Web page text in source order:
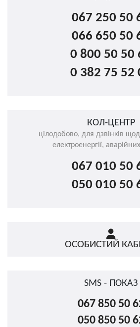
067 250 50
066 650 50
0 800 50 50
0 382 75 52
КОЛ-ЦЕНТР
цілодобово, для дзвінків
електроенергії,
067 010 50
050 010 50
ОСОБИСТИЙ
SMS - ПОКАЗ
067 850 50
050 850 50